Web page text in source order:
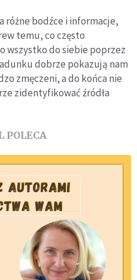
różne bodźce i informacje,
temu, co często
wszystko do siebie poprzez
dobrze pokazują nam
zmęczeni, a do końca nie
zidentyfikować źródła
POLECA